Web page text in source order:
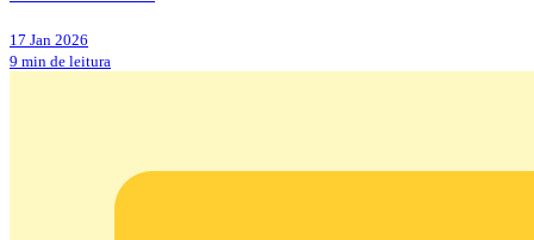
17 Jan 2026
9 min de leitura